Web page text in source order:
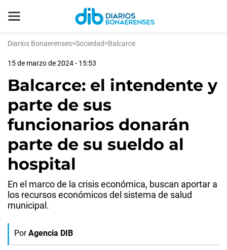
Diarios Bonaerenses>Sociedad>Balcarce
15 de marzo de 2024 - 15:53
Balcarce: el intendente y
parte de sus
funcionarios donarán
parte de su sueldo al
hospital
En el marco de la crisis económica, buscan aportar a
los recursos económicos del sistema de salud
municipal.
Por Agencia DIB